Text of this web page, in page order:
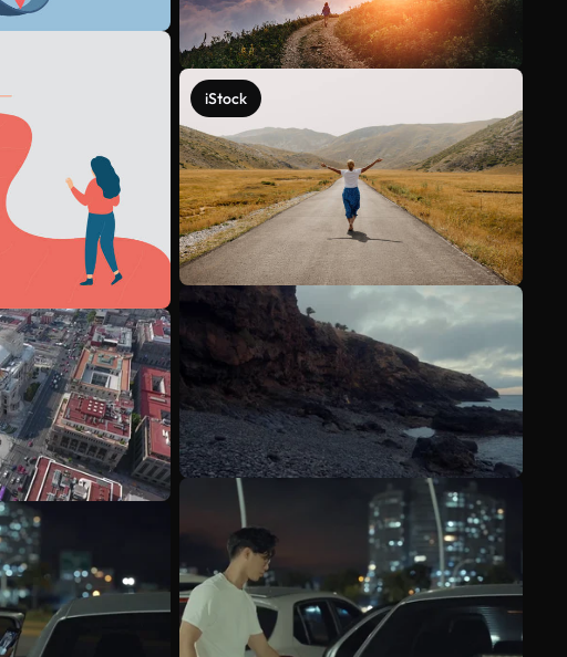
iStock
Scopri di più